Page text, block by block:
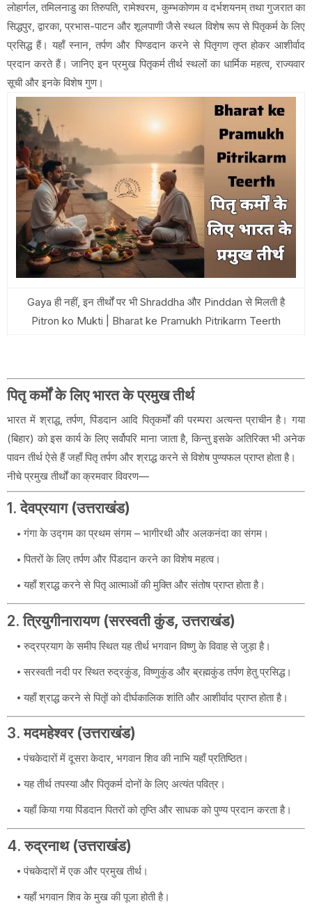
लोहार्गल, तमिलनाडु का तिरुपति, रामेश्वरम, कुम्भकोणम व दर्भशयनम् तथा गुजरात का
सिद्धपुर, द्वारका, प्रभास-पाटन और शूलपाणी जैसे स्थल विशेष रूप से पितृकर्म के लिए
प्रसिद्ध हैं। यहाँ स्नान, तर्पण और पिण्डदान करने से पितृगण तृप्त होकर आशीर्वाद
प्रदान करते हैं। जानिए इन प्रमुख पितृकर्म तीर्थ स्थलों का धार्मिक महत्व, राज्यवार
सूची और इनके विशेष गुण।
Gaya ही नहीं, इन तीर्थों पर भी Shraddha और Pinddan से मिलती है
Pitron ko Mukti | Bharat ke Pramukh Pitrikarm Teerth
पितृ कर्मों के लिए भारत के प्रमुख तीर्थ
भारत में श्राद्ध, तर्पण, पिंडदान आदि पितृकर्मों की परम्परा अत्यन्त प्राचीन है। गया
(बिहार) को इस कार्य के लिए सर्वोपरि माना जाता है, किन्तु इसके अतिरिक्त भी अनेक
पावन तीर्थ ऐसे हैं जहाँ पितृ तर्पण और श्राद्ध करने से विशेष पुण्यफल प्राप्त होता है।
नीचे प्रमुख तीर्थों का क्रमवार विवरण—
1.देवप्रयाग (उत्तराखंड)
गंगा के उद्गम का प्रथम संगम – भागीरथी और अलकनंदा का संगम।
पितरों के लिए तर्पण और पिंडदान करने का विशेष महत्व।
यहाँ श्राद्ध करने से पितृ आत्माओं की मुक्ति और संतोष प्राप्त होता है।
2.त्रियुगीनारायण (सरस्वती कुंड, उत्तराखंड)
रुद्रप्रयाग के समीप स्थित यह तीर्थ भगवान विष्णु के विवाह से जुड़ा है।
सरस्वती नदी पर स्थित रुद्रकुंड, विष्णुकुंड और ब्रह्मकुंड तर्पण हेतु प्रसिद्ध।
यहाँ श्राद्ध करने से पितृों को दीर्घकालिक शांति और आशीर्वाद प्राप्त होता है।
3.मदमहेश्वर (उत्तराखंड)
पंचकेदारों में दूसरा केदार, भगवान शिव की नाभि यहाँ प्रतिष्ठित।
यह तीर्थ तपस्या और पितृकर्म दोनों के लिए अत्यंत पवित्र।
यहाँ किया गया पिंडदान पितरों को तृप्ति और साधक को पुण्य प्रदान करता है।
4.रुद्रनाथ (उत्तराखंड)
पंचकेदारों में एक और प्रमुख तीर्थ।
यहाँ भगवान शिव के मुख की पूजा होती है।